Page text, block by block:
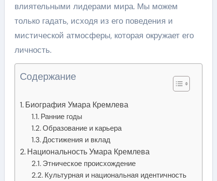
влиятельными лидерами мира. Мы можем
только гадать, исходя из его поведения и
мистической атмосферы, которая окружает его
личность.
Содержание
Биография Умара Кремлева
Ранние годы
Образование и карьера
Достижения и вклад
Национальность Умара Кремлева
Этническое происхождение
Культурная и национальная идентичность